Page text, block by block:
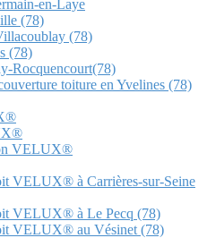
en-Laye
(78)
(78)
(78)
Rocquencourt(78)
toiture en Yvelines (78)
VELUX®
VELUX® à Carrières-sur-Seine
VELUX® à Le Pecq (78)
VELUX® au Vésinet (78)